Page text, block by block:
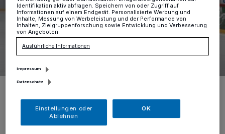
Foto: Krefeld Pinguine
Identifikation aktiv abfragen. Speichern von oder Zugriff auf
Informationen auf einem Endgerät. Personalisierte Werbung und
Inhalte, Messung von Werbeleistung und der Performance von
Inhalten, Zielgruppenforschung sowie Entwicklung und Verbesserung
von Angeboten.
Ausführliche Informationen
Impressum
Datenschutz
Einstellungen oder
Ablehnen
OK